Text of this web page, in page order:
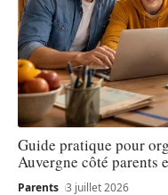
Guide pratique pour
Auvergne côté parents
Parents 3 juillet 2026